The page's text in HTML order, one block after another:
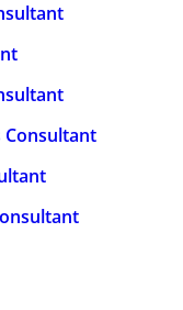
Consultant